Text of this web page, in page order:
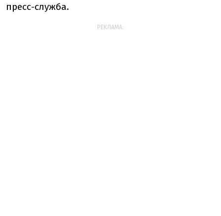
пресс-служба.
РЕКЛАМА: